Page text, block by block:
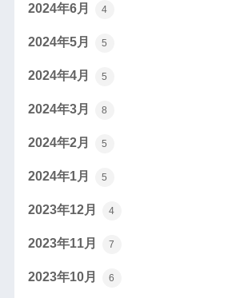
2024年6月 4
2024年5月 5
2024年4月 5
2024年3月 8
2024年2月 5
2024年1月 5
2023年12月 4
2023年11月 7
2023年10月 6